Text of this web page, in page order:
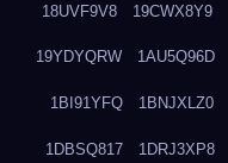
18UVF9V8 19CWX8Y9
19YDYQRW 1AU5Q96D
1BI91YFQ 1BNJXLZ0
1DBSQ817 1DRJ3XP8